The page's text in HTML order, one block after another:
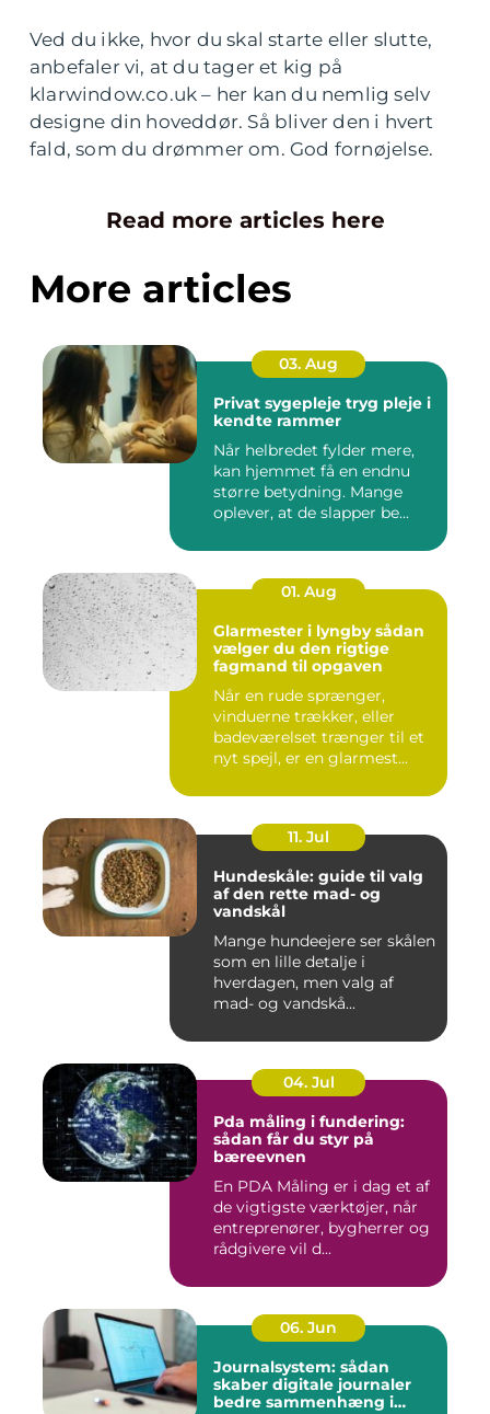
Ved du ikke, hvor du skal starte eller slutte,
anbefaler vi, at du tager et kig på
klarwindow.co.uk – her kan du nemlig selv
designe din hoveddør. Så bliver den i hvert
fald, som du drømmer om. God fornøjelse.
Read more articles here
More articles
03. Aug
Privat sygepleje tryg pleje i
kendte rammer
Når helbredet fylder mere,
kan hjemmet få en endnu
større betydning. Mange
oplever, at de slapper be...
01. Aug
Glarmester i lyngby sådan
vælger du den rigtige
fagmand til opgaven
Når en rude sprænger,
vinduerne trækker, eller
badeværelset trænger til et
nyt spejl, er en glarmest...
11. Jul
Hundeskåle: guide til valg
af den rette mad- og
vandskål
Mange hundeejere ser skålen
som en lille detalje i
hverdagen, men valg af
mad- og vandskå...
04. Jul
Pda måling i fundering:
sådan får du styr på
bæreevnen
En PDA Måling er i dag et af
de vigtigste værktøjer, når
entreprenører, bygherrer og
rådgivere vil d...
06. Jun
Journalsystem: sådan
skaber digitale journaler
bedre sammenhæng i